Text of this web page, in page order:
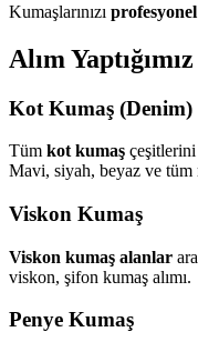
Kumaşlarınızı
Alım
Kot Kumaş (Denim)
Tüm kot kumaş
Mavi, siyah, beyaz ve tüm
Viskon Kumaş
Viskon kumaş alanlar
viskon, şifon kumaş alımı.
Penye Kumaş